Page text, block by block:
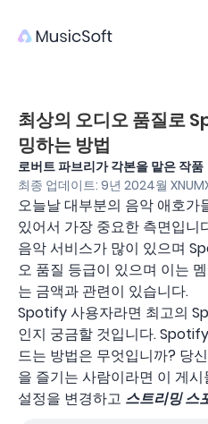
최상의 오디오 품질로
밍하는 방법
로버트 파브리가 각본을 맡은 작품
최종 업데이트: 9년 2024월
오늘날 대부분의 음악 애호가
있어서 가장 중요한 측면입니
음악 서비스가 많이 있으며
오 품질 등급이 있으며 이는
는 금액과 관련이 있습니다.
Spotify 사용자라면 최고의
인지 궁금할 것입니다.
드는 방법은 무엇입니까? 당
을 즐기는 사람이라면 이 게
설정을 변경하고 스트리밍 스